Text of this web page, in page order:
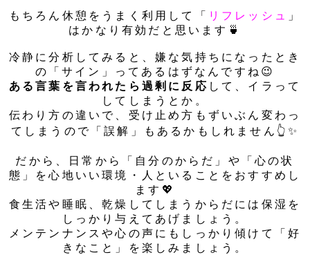
もちろん休憩をうまく利用して「 リフレッシュ
」
はかなり有効だと思います🍵
冷静に分析してみると、嫌な気持ちになったとき
の「サイン」ってあるはずなんですね😉
ある言葉を言われたら過剰に反応 して、イラって
してしまうとか。
伝わり方の違いで、受け止め方もずいぶん変わっ
てしまうので「誤解」もあるかもしれません👆✨
だから、日常から「自分のからだ」や「心の状
態」を心地いい環境・人といることをおすすめし
ます💖
食生活や睡眠、乾燥してしまうからだには保湿を
しっかり与えてあげましょう。
メンテンナンスや心の声にもしっかり傾けて「好
きなこと」を楽しみましょう。